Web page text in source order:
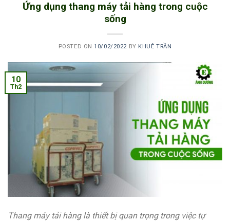
Ứng dụng thang máy tải hàng trong cuộc
sống
POSTED ON10/02/2022BY KHUÊ TRẦN
10
Th2
Thang máy tải hàng là thiết bị quan trọng trong việc tự